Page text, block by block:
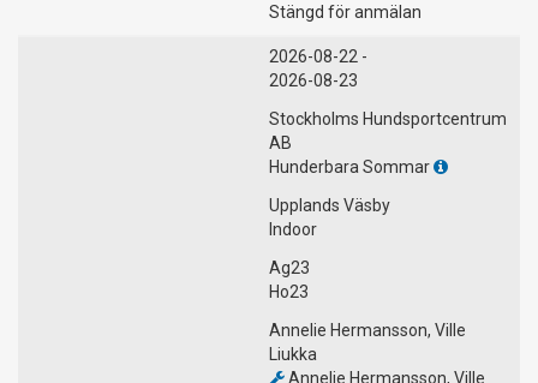
Stängd för anmälan
2026-08-22 -
2026-08-23
Stockholms Hundsportcentrum
AB
Hunderbara Sommar
Upplands Väsby
Indoor
Ag23
Ho23
Annelie Hermansson, Ville
Liukka
Annelie Hermansson, Ville